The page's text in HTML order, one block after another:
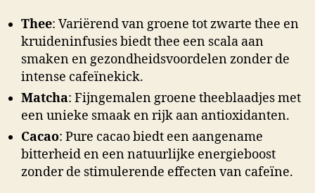
Thee: Variërend van groene tot zwarte thee en
kruideninfusies biedt thee een scala aan
smaken en gezondheidsvoordelen zonder de
intense cafeïnekick.
Matcha: Fijngemalen groene theeblaadjes met
een unieke smaak en rijk aan antioxidanten.
Cacao: Pure cacao biedt een aangename
bitterheid en een natuurlijke energieboost
zonder de stimulerende effecten van cafeïne.